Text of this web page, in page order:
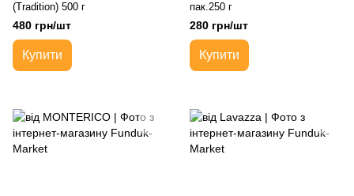
(Tradition) 500 г
480 грн/шт
Купити
пак.250 г
280 грн/шт
Купити